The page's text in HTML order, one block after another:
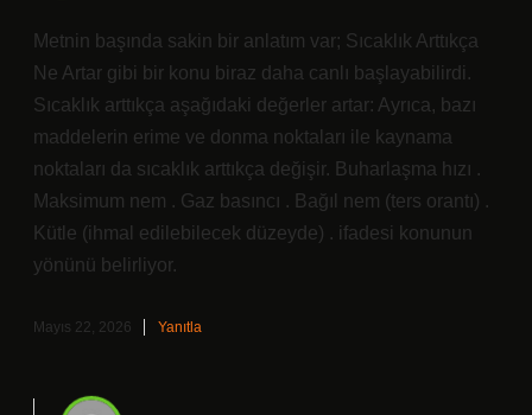
Metnin başında sakin bir anlatım var; Sıcaklık Arttıkça
Ne Artar gibi bir konu biraz daha canlı başlayabilirdi.
Sıcaklık arttıkça aşağıdaki değerler artar: Ayrıca, bazı
maddelerin erime ve donma noktaları ile kaynama
noktaları da sıcaklık arttıkça değişir. Buharlaşma hızı .
Maksimum nem . Gaz basıncı . Bağıl nem (ters orantı) .
Kütle (ihmal edilebilecek düzeyde) . ifadesi konunun
yönünü belirliyor.
Mayıs 22, 2026 Yanıtla